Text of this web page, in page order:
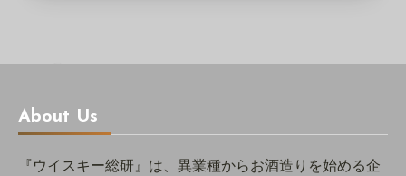
About Us
『ウイスキー総研』は、異業種からお酒造りを始める企